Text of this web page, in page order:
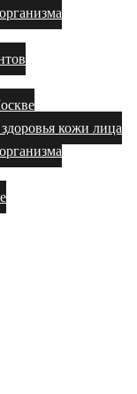
кожи лица